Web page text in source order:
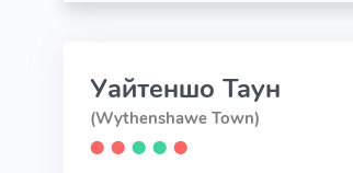
Уайтеншо Таун
(Wythenshawe Town)
⬤ ⬤ ⬤ ⬤ ⬤